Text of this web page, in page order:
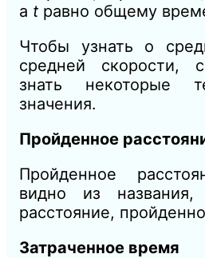
а t равно общему
Чтобы узнать о
средней скорости,
знать некоторые
значения.
Пройденное
Пройденное
видно из
расстояние,
Затраченное время